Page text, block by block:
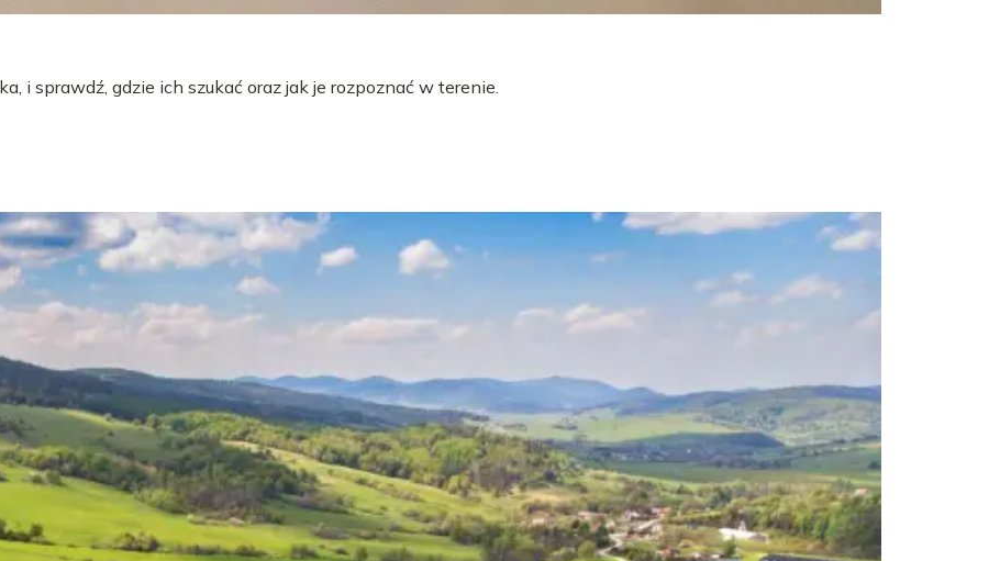
i sprawdź, gdzie ich szukać oraz jak je rozpoznać w terenie.